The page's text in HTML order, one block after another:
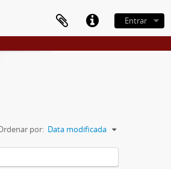
Entrar
por: Data modificada